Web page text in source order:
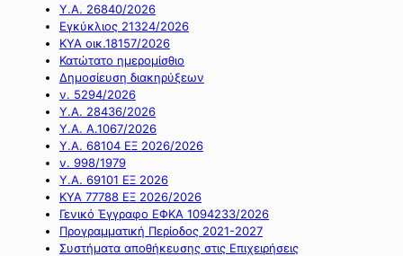
Υ.Α. 26840/2026
Εγκύκλιος 21324/2026
ΚΥΑ οικ.18157/2026
Κατώτατο ημερομίσθιο
Δημοσίευση διακηρύξεων
ν. 5294/2026
Υ.Α. 28436/2026
Υ.Α. Α.1067/2026
Υ.Α. 68104 ΕΞ 2026/2026
ν. 998/1979
Υ.Α. 69101 ΕΞ 2026
ΚΥΑ 77788 ΕΞ 2026/2026
Γενικό Έγγραφο ΕΦΚΑ 1094233/2026
Προγραμματική Περίοδος 2021-2027
Συστήματα αποθήκευσης στις Επιχειρήσεις